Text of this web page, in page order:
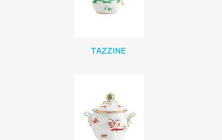
TAZZINE